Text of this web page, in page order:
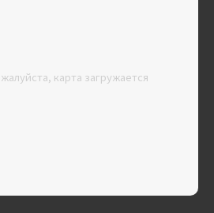
карта загружается